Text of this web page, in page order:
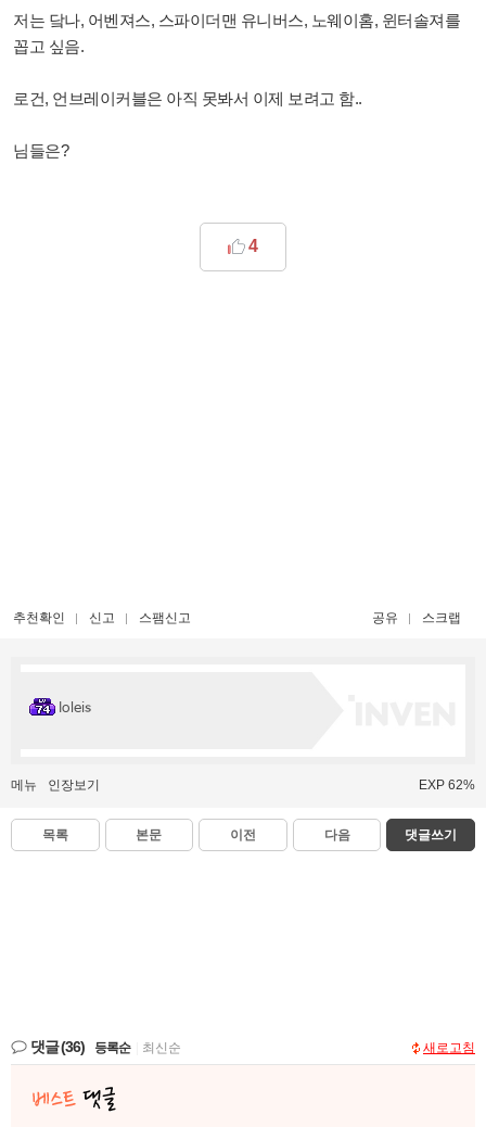
저는 닼나, 어벤져스, 스파이더맨 유니버스, 노웨이홈, 윈터솔져를
꼽고 싶음.
로건, 언브레이커블은 아직 못봐서 이제 보려고 함..
님들은?
4
추천확인 신고 스팸신고 공유 스크랩
Ioleis
메뉴 인장보기 EXP 62%
목록 본문 이전 다음 댓글쓰기
댓글(36) 등록순 최신순 새로고침